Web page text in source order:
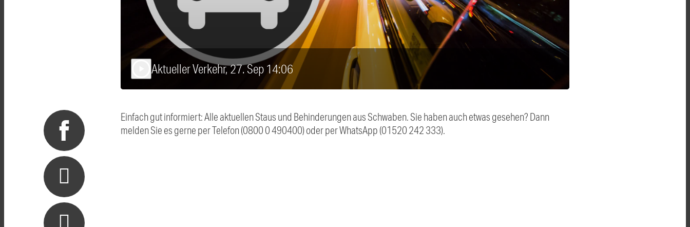
Aktueller Verkehr, 27. Sep 14:06
Einfach gut informiert: Alle aktuellen Staus und Behinderungen aus Schwaben. Sie haben auch etwas gesehen? Dann
melden Sie es gerne per Telefon (0800 0 490400) oder per WhatsApp (01520 242 333).